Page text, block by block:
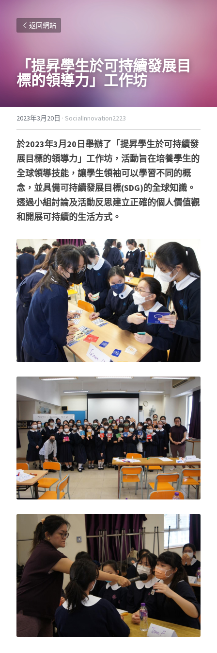
返回網站
「提昇學生於可持續發展目
標的領導力」工作坊
2023年3月20日 · SocialInnovation2223
於2023年3月20日舉辦了「提昇學生於可持續發
展目標的領導力」工作坊，活動旨在培養學生的
全球領導技能，讓學生領袖可以學習不同的概
念，並具備可持續發展目標(SDG)的全球知識。
透過小組討論及活動反思建立正確的個人價值觀
和開展可持續的生活方式。